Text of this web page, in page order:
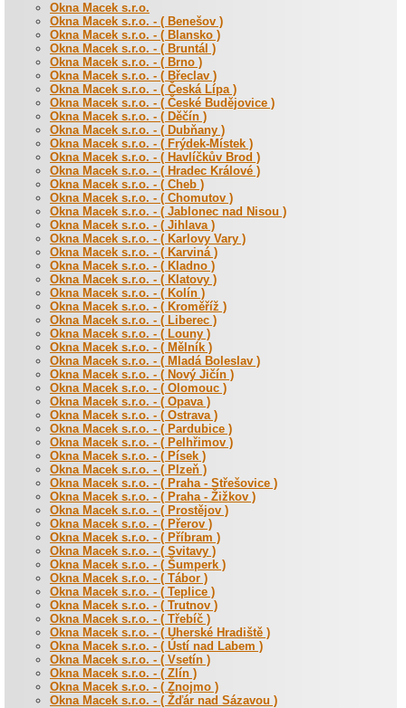
Okna Macek s.r.o.
Okna Macek s.r.o. - ( Benešov )
Okna Macek s.r.o. - ( Blansko )
Okna Macek s.r.o. - ( Bruntál )
Okna Macek s.r.o. - ( Brno )
Okna Macek s.r.o. - ( Břeclav )
Okna Macek s.r.o. - ( Česká Lípa )
Okna Macek s.r.o. - ( České Budějovice )
Okna Macek s.r.o. - ( Děčín )
Okna Macek s.r.o. - ( Dubňany )
Okna Macek s.r.o. - ( Frýdek-Místek )
Okna Macek s.r.o. - ( Havlíčkův Brod )
Okna Macek s.r.o. - ( Hradec Králové )
Okna Macek s.r.o. - ( Cheb )
Okna Macek s.r.o. - ( Chomutov )
Okna Macek s.r.o. - ( Jablonec nad Nisou )
Okna Macek s.r.o. - ( Jihlava )
Okna Macek s.r.o. - ( Karlovy Vary )
Okna Macek s.r.o. - ( Karviná )
Okna Macek s.r.o. - ( Kladno )
Okna Macek s.r.o. - ( Klatovy )
Okna Macek s.r.o. - ( Kolín )
Okna Macek s.r.o. - ( Kroměříž )
Okna Macek s.r.o. - ( Liberec )
Okna Macek s.r.o. - ( Louny )
Okna Macek s.r.o. - ( Mělník )
Okna Macek s.r.o. - ( Mladá Boleslav )
Okna Macek s.r.o. - ( Nový Jičín )
Okna Macek s.r.o. - ( Olomouc )
Okna Macek s.r.o. - ( Opava )
Okna Macek s.r.o. - ( Ostrava )
Okna Macek s.r.o. - ( Pardubice )
Okna Macek s.r.o. - ( Pelhřimov )
Okna Macek s.r.o. - ( Písek )
Okna Macek s.r.o. - ( Plzeň )
Okna Macek s.r.o. - ( Praha - Střešovice )
Okna Macek s.r.o. - ( Praha - Žižkov )
Okna Macek s.r.o. - ( Prostějov )
Okna Macek s.r.o. - ( Přerov )
Okna Macek s.r.o. - ( Příbram )
Okna Macek s.r.o. - ( Svitavy )
Okna Macek s.r.o. - ( Šumperk )
Okna Macek s.r.o. - ( Tábor )
Okna Macek s.r.o. - ( Teplice )
Okna Macek s.r.o. - ( Trutnov )
Okna Macek s.r.o. - ( Třebíč )
Okna Macek s.r.o. - ( Uherské Hradiště )
Okna Macek s.r.o. - ( Ústí nad Labem )
Okna Macek s.r.o. - ( Vsetín )
Okna Macek s.r.o. - ( Zlín )
Okna Macek s.r.o. - ( Znojmo )
Okna Macek s.r.o. - ( Žďár nad Sázavou )